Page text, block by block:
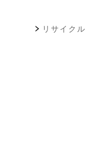
リサイクル